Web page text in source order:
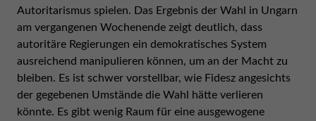
Autoritarismus spielen. Das Ergebnis der Wahl in Ungarn
am vergangenen Wochenende zeigt deutlich, dass
autoritäre Regierungen ein demokratisches System
ausreichend manipulieren können, um an der Macht zu
bleiben. Es ist schwer vorstellbar, wie Fidesz angesichts
der gegebenen Umstände die Wahl hätte verlieren
könnte. Es gibt wenig Raum für eine ausgewogene